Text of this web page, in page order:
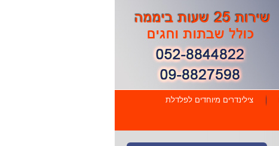
צילינדרים מיוחדים לפלדלת